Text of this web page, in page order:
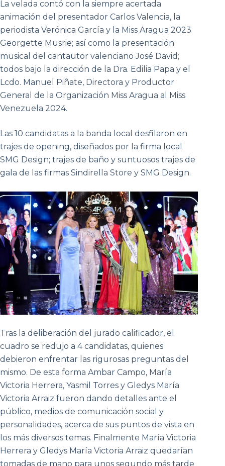
La velada contó con la siempre acertada
animación del presentador Carlos Valencia, la
periodista Verónica García y la Miss Aragua 2023
Georgette Musrie; así como la presentación
musical del cantautor valenciano José David;
todos bajo la dirección de la Dra. Edilia Papa y el
Lcdo. Manuel Piñate, Directora y Productor
General de la Organización Miss Aragua al Miss
Venezuela 2024.
Las 10 candidatas a la banda local desfilaron en
trajes de opening, diseñados por la firma local
SMG Design; trajes de baño y suntuosos trajes de
gala de las firmas Sindirella Store y SMG Design.
Tras la deliberación del jurado calificador, el
cuadro se redujo a 4 candidatas, quienes
debieron enfrentar las rigurosas preguntas del
mismo. De esta forma Ambar Campo, María
Victoria Herrera, Yasmil Torres y Gledys María
Victoria Arraiz fueron dando detalles ante el
público, medios de comunicación social y
personalidades, acerca de sus puntos de vista en
los más diversos temas. Finalmente María Victoria
Herrera y Gledys María Victoria Arraiz quedarían
tomadas de mano para unos segundo más tarde